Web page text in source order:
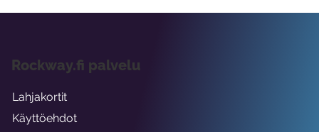
Rockway.fi palvelu
Lahjakortit
Käyttöehdot